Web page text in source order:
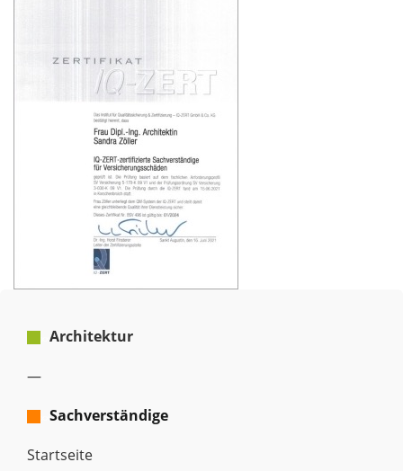
Architektur
—
Sachverständige
Startseite